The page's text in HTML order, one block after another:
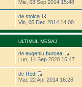
Mie, 03 Sep 2014 15:48
destoica
Vin, 05 Dec 2014 14:00
ULTIMUL MESAJ
deeugeniu.burcea
Lun, 14 Sep 2020 15:47
de Red
Mar, 22 Apr 2014 16:28